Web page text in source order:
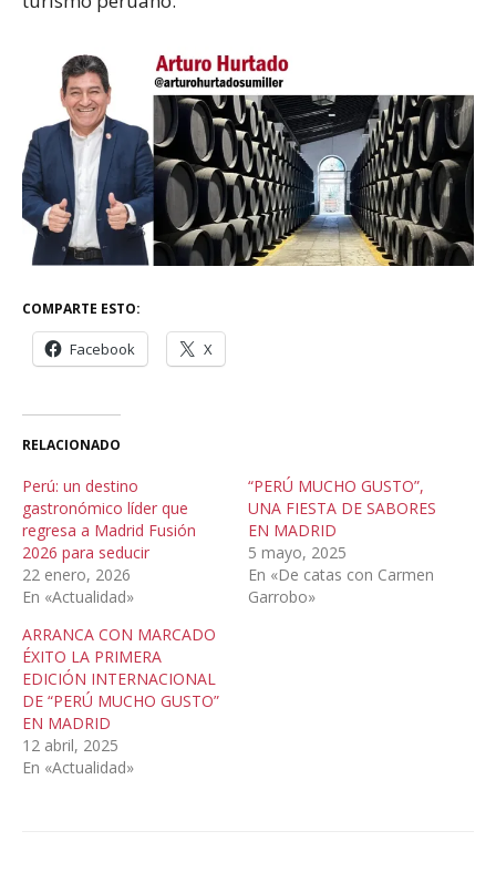
COMPARTE ESTO:
Facebook X
RELACIONADO
Perú: un destino
gastronómico líder que
regresa a Madrid Fusión
2026 para seducir
22 enero, 2026
En «Actualidad»
“PERÚ MUCHO GUSTO”,
UNA FIESTA DE SABORES
EN MADRID
5 mayo, 2025
En «De catas con Carmen
Garrobo»
ARRANCA CON MARCADO
ÉXITO LA PRIMERA
EDICIÓN INTERNACIONAL
DE “PERÚ MUCHO GUSTO”
EN MADRID
12 abril, 2025
En «Actualidad»